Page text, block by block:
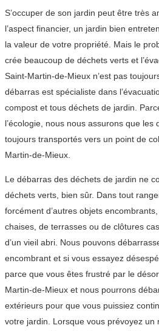
S’occuper de son jardin peut être très
l’aspect financier, un jardin bien
la valeur de votre propriété. Mais le
crée beaucoup de déchets verts et
Saint-Martin-de-Mieux n’est pas
débarras est spécialiste dans
compost et tous déchets de jardin.
l’écologie, nous nous assurons que les
toujours transportés vers un point de
Martin-de-Mieux.
Le débarras des déchets de jardin ne
déchets verts, bien sûr. Dans tout
forcément d’autres objets encombrants,
chaises, de terrasses ou de clôtures
d’un vieil abri. Nous pouvons
encombrant et si vous essayez
parce que vous êtes frustré par le
Martin-de-Mieux et nous pourrons
extérieurs pour que vous puissiez
votre jardin. Lorsque vous prévoyez un